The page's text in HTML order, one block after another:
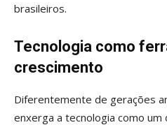
brasileiros.
Tecnologia como
crescimento
Diferentemente de gerações
enxerga a tecnologia como